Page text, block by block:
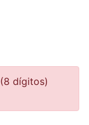
dígitos)